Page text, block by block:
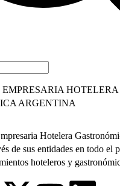
HOTELERA
ARGENTINA
Hotelera
de sus entidades en todo el
hoteleros y